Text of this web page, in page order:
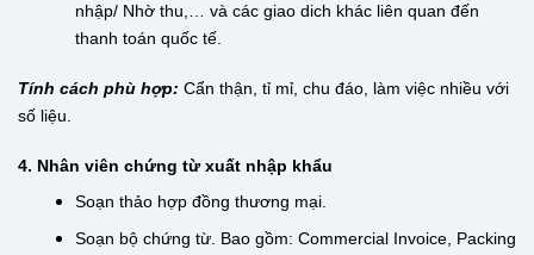
nhập/ Nhờ thu,… và các giao dich khác liên quan đến
thanh toán quốc tế.
Tính cách phù hợp: Cẩn thận, tỉ mỉ, chu đáo, làm việc nhiều với
số liệu.
4. Nhân viên chứng từ xuất nhập khẩu
Soạn thảo hợp đồng thương mại.
Soạn bộ chứng từ. Bao gồm: Commercial Invoice, Packing